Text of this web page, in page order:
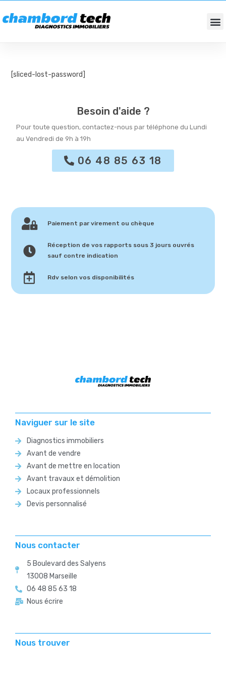
[sliced-lost-password]
Besoin d'aide ?
Pour toute question, contactez-nous par téléphone du Lundi
au Vendredi de 9h à 19h
06 48 85 63 18
Paiement par virement ou chèque
Réception de vos rapports sous 3 jours ouvrés
sauf contre indication
Rdv selon vos disponibilités
Naviguer sur le site
Diagnostics immobiliers
Avant de vendre
Avant de mettre en location
Avant travaux et démolition
Locaux professionnels
Devis personnalisé
Nous contacter
5 Boulevard des Salyens
13008 Marseille
06 48 85 63 18
Nous écrire
Nous trouver